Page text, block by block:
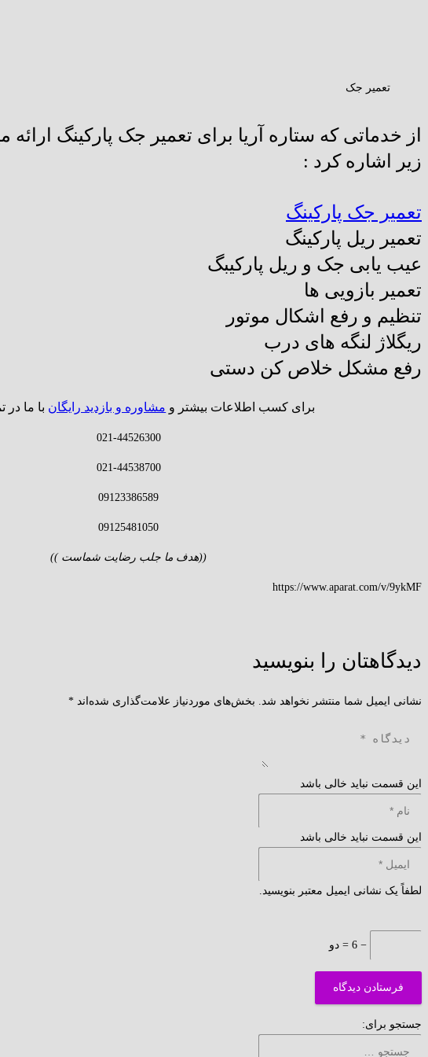
تعمیر جک
از خدماتی که ستاره آریا برای تعمیر جک پارکینگ ارائه
زیر اشاره کرد :
تعمیر جک پارکینگ
تعمیر ریل پارکینگ
عیب یابی جک و ریل پارکیبگ
تعمیر بازویی ها
تنظیم و رفع اشکال موتور
ریگلاژ لنگه های درب
رفع مشکل خلاص کن دستی
برای کسب اطلاعات بیشتر و مشاوره و بازدید رایگان با ما در
021-44526300
021-44538700
09123386589
09125481050
((هدف ما جلب رضایت شماست ))
https://www.aparat.com/v/9ykMF
دیدگاهتان را بنویسید
نشانی ایمیل شما منتشر نخواهد شد. بخش‌های موردنیاز علامت‌گذاری شده‌اند *
این قسمت نباید خالی باشد
این قسمت نباید خالی باشد
لطفاً یک نشانی ایمیل معتبر بنویسید.
− 6 = دو
فرستادن دیدگاه
جستجو برای: